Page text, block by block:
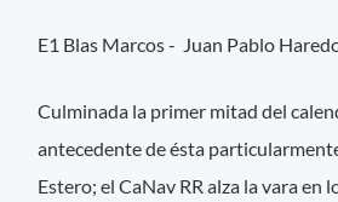
E1 Blas Marcos - Juan Pablo
Culminada la primer mitad del
antecedente de ésta
Estero; el CaNav RR alza la vara en